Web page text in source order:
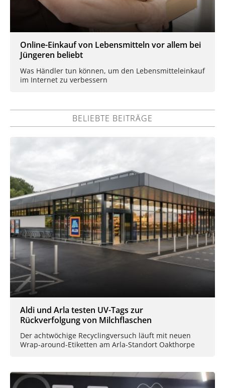
Online-Einkauf von Lebensmitteln vor allem bei
Jüngeren beliebt
Was Händler tun können, um den Lebensmitteleinkauf
im Internet zu verbessern
BELIEBTE BEITRÄGE
Aldi und Arla testen UV-Tags zur
Rückverfolgung von Milchflaschen
Der achtwöchige Recyclingversuch läuft mit neuen
Wrap-around-Etiketten am Arla-Standort Oakthorpe